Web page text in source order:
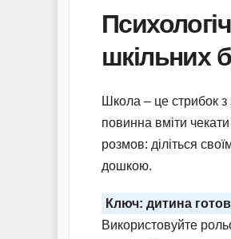
шкільних
Школа – це стрибок з
повинна вміти
розмов: діліться
дошкою.
Ключ: дитина
Використовуйте